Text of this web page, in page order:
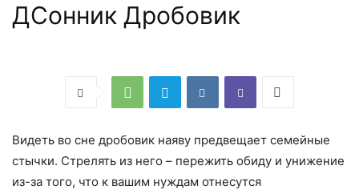
ДСонник Дробовик
Видеть во сне дробовик наяву предвещает семейные
стычки. Стрелять из него – пережить обиду и унижение
из-за того, что к вашим нуждам отнесутся